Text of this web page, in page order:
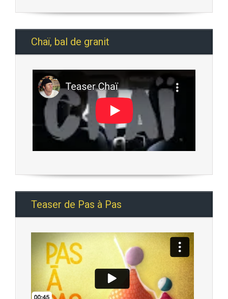
Chaï, bal de granit
Teaser de Pas à Pas